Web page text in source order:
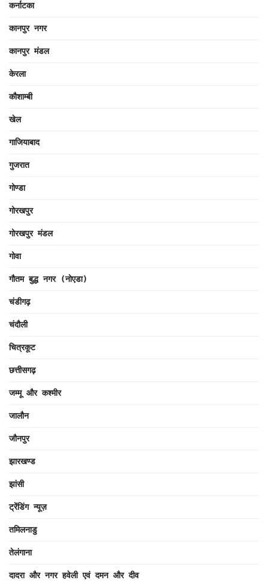
कर्नाटका
कानपुर नगर
कानपुर मंडल
केरला
कौशाम्बी
खेल
गाजियाबाद
गुजरात
गोण्डा
गोरखपुर
गोरखपुर मंडल
गोवा
गौतम बुद्ध नगर (नोएडा)
चंडीगढ़
चंदौली
चित्रकूट
छत्तीसगढ़
जम्मू और कश्मीर
जालौन
जौनपुर
झारखण्ड
झांसी
ट्रेंडिंग न्यूज़
तमिलनाडु
तेलंगाना
दादरा और नगर हवेली एवं दमन और दीव